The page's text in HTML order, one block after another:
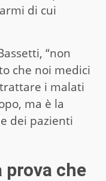
di cui
“non
che noi medici
i malati
ma è la
dei pazienti
prova che